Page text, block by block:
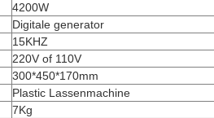
4200W
Digitale generator
15KHZ
220V of 110V
300*450*170mm
Plastic Lassenmachine
7Kg